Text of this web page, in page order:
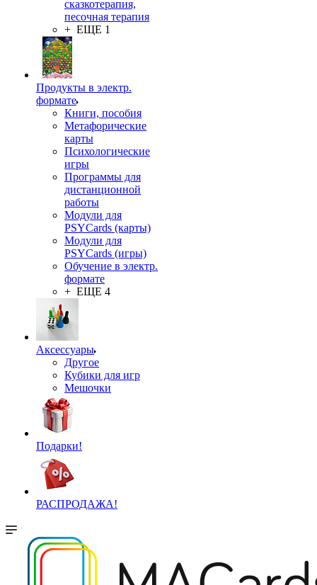
сказкотерапия,
песочная терапия
+ ЕЩЕ 1
Продукты в электр.
формате
Книги, пособия
Метафорические
карты
Психологические
игры
Программы для
дистанционной
работы
Модули для
PSYCards (карты)
Модули для
PSYCards (игры)
Обучение в электр.
формате
+ ЕЩЕ 4
Аксессуары
Другое
Кубики для игр
Мешочки
Подарки!
РАСПРОДАЖА!